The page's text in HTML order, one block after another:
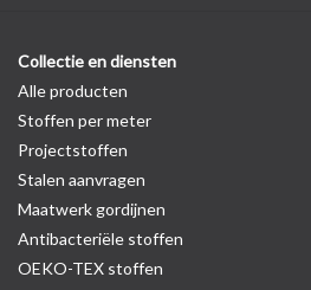
Collectie en diensten
Alle producten
Stoffen per meter
Projectstoffen
Stalen aanvragen
Maatwerk gordijnen
Antibacteriële stoffen
OEKO-TEX stoffen